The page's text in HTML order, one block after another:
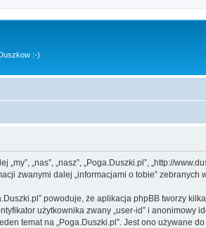
:-)
„nas”, „nasz”, „Poga.Duszki.pl”, „http://
zwanymi dalej „informacjami o tobie”
powoduje, że aplikacja phpBB tworzy
użytkownika zwany „user-id” i anonimowy
temat na „Poga.Duszki.pl”. Jest ono używane